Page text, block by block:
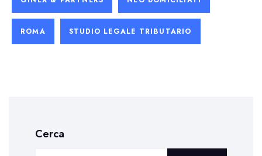
ROMA STUDIO LEGALE TRIBUTARIO
Cerca